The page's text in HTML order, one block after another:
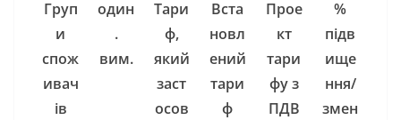
Груп
и
спож
ивач
ів
один
.
вим.
Тари
ф,
який
заст
осов
Вста
новл
ений
тари
ф
Прое
кт
тари
фу з
ПДВ
%
підв
ище
ння/
змен